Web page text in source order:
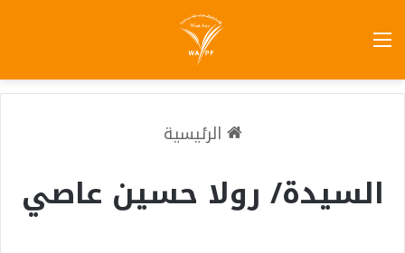
الرئيسية
السيدة/ رولا حسين عاصي